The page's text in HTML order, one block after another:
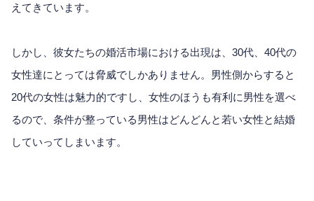
えてきています。
しかし、彼女たちの婚活市場における出現は、30代、40代の
女性達にとっては脅威でしかありません。男性側からすると
20代の女性は魅力的ですし、女性のほうも有利に男性を選べ
るので、条件が整っている男性はどんどんと若い女性と結婚
していってしまいます。